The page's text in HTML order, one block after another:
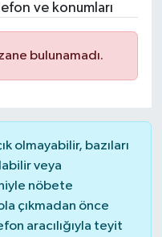
ve konumları
bulunamadı.
olmayabilir, bazıları
veya
nöbete
çıkmadan önce
aracılığıyla teyit